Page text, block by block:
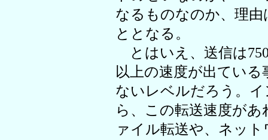
なるものなのか、理
ととなる。
とはいえ、送信は
以上の速度が出てい
ないレベルだろう。
ら、この転送速度が
ァイル転送や、ネッ